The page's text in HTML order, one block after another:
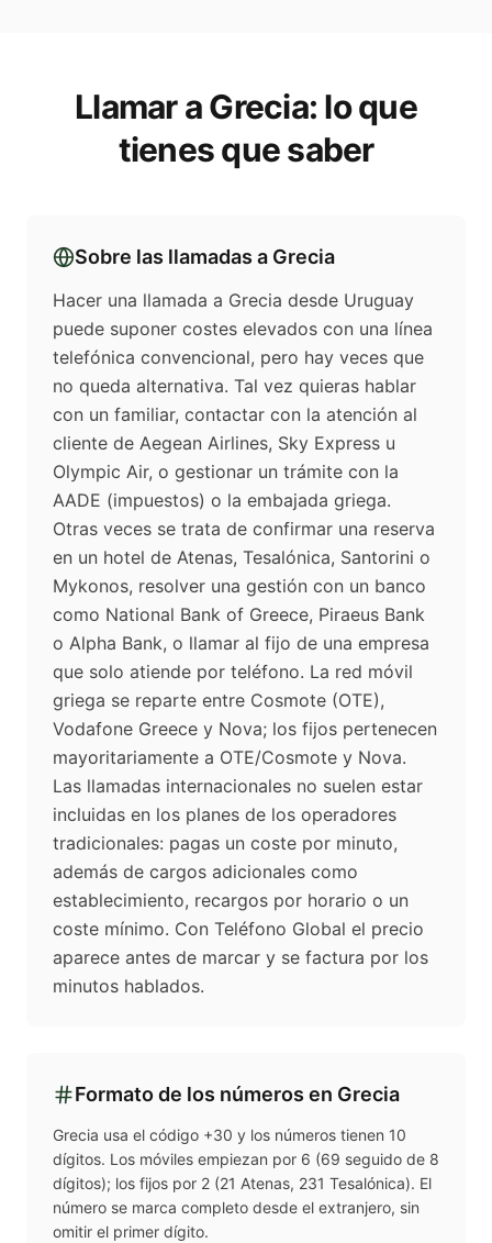
Llamar aGrecia: lo que
tienes que saber
Sobre las llamadas a Grecia
Hacer una llamada a Grecia desde Uruguay
puede suponer costes elevados con una línea
telefónica convencional, pero hay veces que
no queda alternativa. Tal vez quieras hablar
con un familiar, contactar con la atención al
cliente de Aegean Airlines, Sky Express u
Olympic Air, o gestionar un trámite con la
AADE (impuestos) o la embajada griega.
Otras veces se trata de confirmar una reserva
en un hotel de Atenas, Tesalónica, Santorini o
Mykonos, resolver una gestión con un banco
como National Bank of Greece, Piraeus Bank
o Alpha Bank, o llamar al fijo de una empresa
que solo atiende por teléfono. La red móvil
griega se reparte entre Cosmote (OTE),
Vodafone Greece y Nova; los fijos pertenecen
mayoritariamente a OTE/Cosmote y Nova.
Las llamadas internacionales no suelen estar
incluidas en los planes de los operadores
tradicionales: pagas un coste por minuto,
además de cargos adicionales como
establecimiento, recargos por horario o un
coste mínimo. Con Teléfono Global el precio
aparece antes de marcar y se factura por los
minutos hablados.
Formato de los números en Grecia
Grecia usa el código +30 y los números tienen 10
dígitos. Los móviles empiezan por 6 (69 seguido de 8
dígitos); los fijos por 2 (21 Atenas, 231 Tesalónica). El
número se marca completo desde el extranjero, sin
omitir el primer dígito.